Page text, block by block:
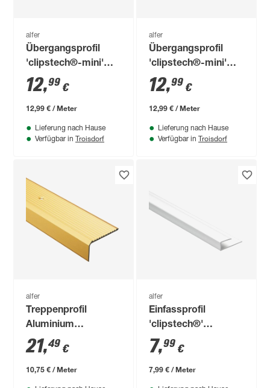
alfer
Übergangsprofil
'clipstech®-mini'
Aluminium
titanfarben 1000 x 31
mm
12,99 €
12,99 € / Meter
Lieferung nach Hause
Verfügbar in Troisdorf
alfer
Übergangsprofil
'clipstech®-mini'
Aluminium silber
1000 x 25 mm
12,99 €
12,99 € / Meter
Lieferung nach Hause
Verfügbar in Troisdorf
alfer
Treppenprofil
Aluminium
messingfarben,
Breite 41 mm
21,49 €
10,75 € / Meter
alfer
Einfassprofil
'clipstech®'
Aluminium silber
1000 x 15 mm
7,99 €
7,99 € / Meter